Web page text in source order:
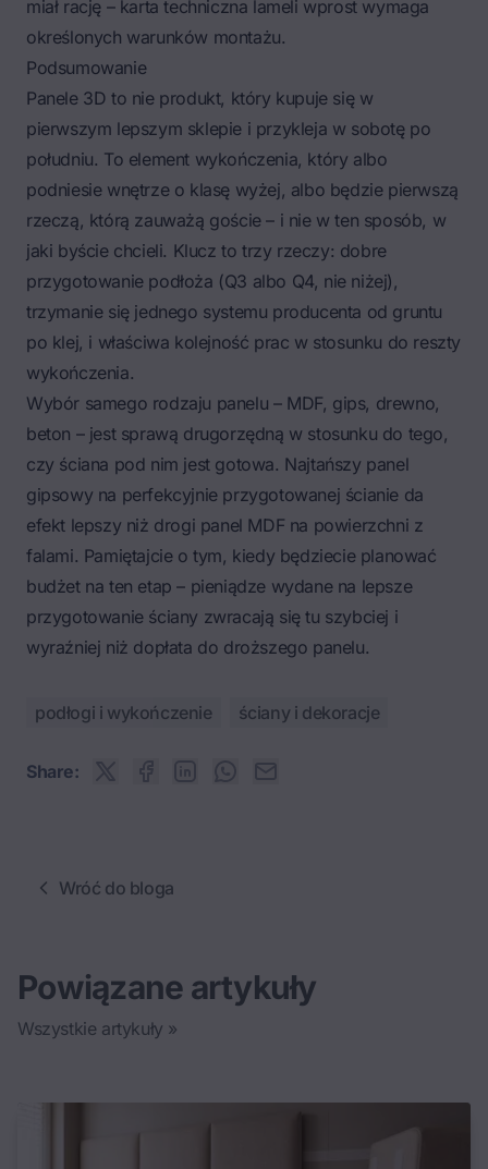
miał rację – karta techniczna lameli wprost wymaga
określonych warunków montażu.
Podsumowanie
Panele 3D to nie produkt, który kupuje się w
pierwszym lepszym sklepie i przykleja w sobotę po
południu. To element wykończenia, który albo
podniesie wnętrze o klasę wyżej, albo będzie pierwszą
rzeczą, którą zauważą goście – i nie w ten sposób, w
jaki byście chcieli. Klucz to trzy rzeczy: dobre
przygotowanie podłoża (Q3 albo Q4, nie niżej),
trzymanie się jednego systemu producenta od gruntu
po klej, i właściwa kolejność prac w stosunku do reszty
wykończenia.
Wybór samego rodzaju panelu – MDF, gips, drewno,
beton – jest sprawą drugorzędną w stosunku do tego,
czy ściana pod nim jest gotowa. Najtańszy panel
gipsowy na perfekcyjnie przygotowanej ścianie da
efekt lepszy niż drogi panel MDF na powierzchni z
falami. Pamiętajcie o tym, kiedy będziecie planować
budżet na ten etap – pieniądze wydane na lepsze
przygotowanie ściany zwracają się tu szybciej i
wyraźniej niż dopłata do droższego panelu.
podłogi i wykończenie ściany i dekoracje
Share:
Wróć do bloga
Powiązane artykuły
Wszystkie artykuły »